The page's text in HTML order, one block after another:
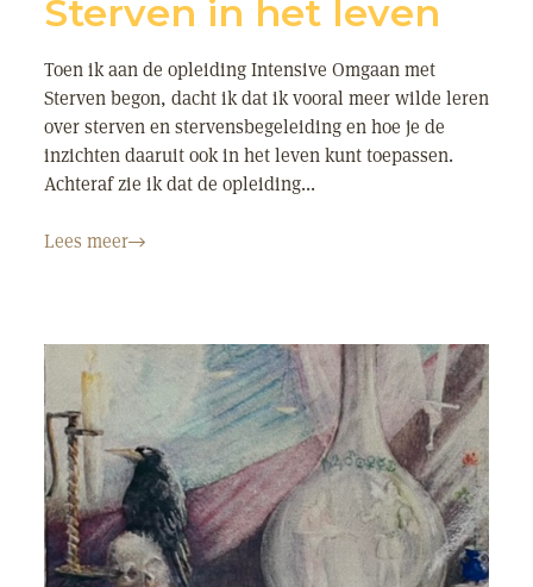
Sterven in het leven
Toen ik aan de opleiding Intensive Omgaan met
Sterven begon, dacht ik dat ik vooral meer wilde leren
over sterven en stervensbegeleiding en hoe je de
inzichten daaruit ook in het leven kunt toepassen.
Achteraf zie ik dat de opleiding...
Lees meer